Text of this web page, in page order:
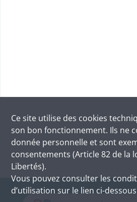
Ce site utilise des cookies
son bon fonctionnement. Ils ne
donnée personnelle et sont
consentements (Article 82 de la
Libertés).
Vous pouvez consulter les
d’utilisation sur le lien ci-